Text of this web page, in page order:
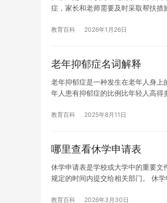
症，家长和老师需要及时采取帮扶
教育百科 2026年1月26日
老年抑郁症名词解释
老年抑郁症是一种发生在老年人身
年人患有抑郁症的比例比年轻人高
教育百科 2025年8月11日
哪里查看休学申请表
休学申请表是学校或大学中的重要
规定的时间内提交给相关部门。 休
教育百科 2026年3月30日